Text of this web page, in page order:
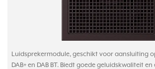
Luidsprekermodule, geschikt voor aansluiting
DAB+ en DAB BT. Biedt goede geluidskwaliteit